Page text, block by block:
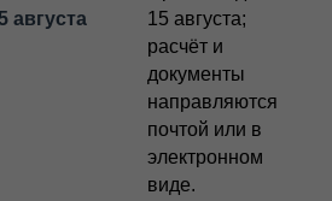
августа
15 августа;
расчёт и
документы
направляются
почтой или в
электронном
виде.